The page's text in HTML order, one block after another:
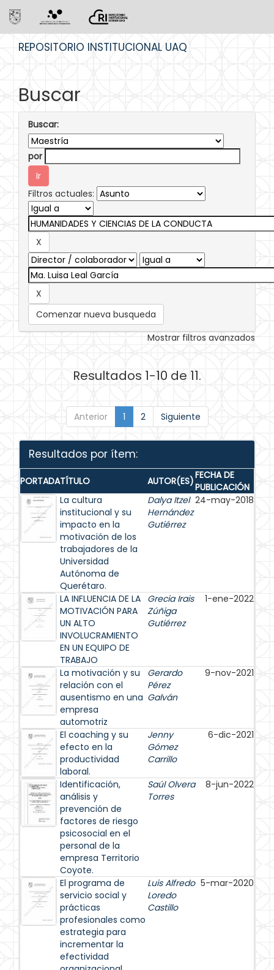
REPOSITORIO INSTITUCIONAL UAQ
Buscar
Buscar:
por
Filtros actuales:
Comenzar nueva busqueda
Mostrar filtros avanzados
Resultados 1-10 de 11.
Anterior 1 2 Siguiente
Resultados por ítem:
PORTADATÍTULO AUTOR(ES)FECHA DE
PUBLICACIÓN
La cultura
institucional y su
impacto en la
motivación de los
trabajadores de la
Universidad
Autónoma de
Querétaro.
Dalya Itzel
Hernández
Gutiérrez
24-may-2018
LA INFLUENCIA DE LA
MOTIVACIÓN PARA
UN ALTO
INVOLUCRAMIENTO
EN UN EQUIPO DE
TRABAJO
Grecia Irais
Zúñiga
Gutiérrez
1-ene-2022
La motivación y su
relación con el
ausentismo en una
empresa
automotriz
Gerardo
Pérez
Galván
9-nov-2021
El coaching y su
efecto en la
productividad
laboral.
Jenny
Gómez
Carrillo
6-dic-2021
Identificación,
análisis y
prevención de
factores de riesgo
psicosocial en el
personal de la
empresa Territorio
Coyote.
Saúl Olvera
Torres
8-jun-2022
El programa de
servicio social y
prácticas
profesionales como
estrategia para
incrementar la
efectividad
Luis Alfredo
Loredo
Castillo
5-mar-2020